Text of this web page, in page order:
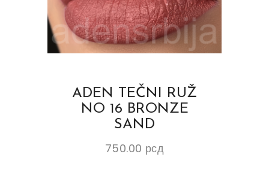
ADEN TEČNI RUŽ
NO 16 BRONZE
SAND
750.00 рсд